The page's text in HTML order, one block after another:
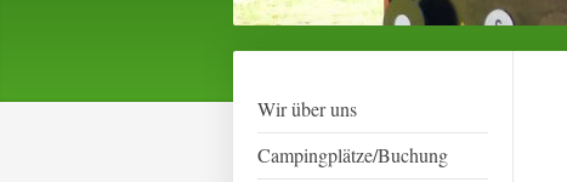
Wir über uns
Campingplätze/Buchung